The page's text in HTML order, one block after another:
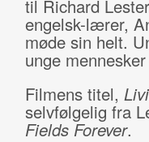
til Richard
engelsk-lærer,
møde sin helt.
unge
Filmens titel,
selvfølgelig fra
Fields Forever.